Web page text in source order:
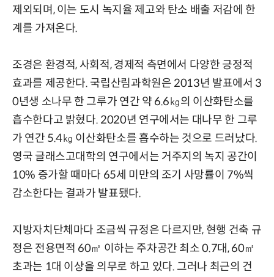
제외되며, 이는 도시 녹지율 제고와 탄소 배출 저감에 한
계를 가져온다.
조경은 환경적, 사회적, 경제적 측면에서 다양한 긍정적
효과를 제공한다. 국립산림과학원은 2013년 발표에서 3
0년생 소나무 한 그루가 연간 약 6.6㎏의 이산화탄소를
흡수한다고 밝혔다. 2020년 연구에서는 대나무 한 그루
가 연간 5.4㎏ 이산화탄소를 흡수하는 것으로 드러났다.
영국 글래스고대학의 연구에서는 거주지의 녹지 공간이
10% 증가할 때마다 65세 미만의 조기 사망률이 7%씩
감소한다는 결과가 발표됐다.
지방자치단체마다 조금씩 규정은 다르지만, 현행 건축 규
정은 전용면적 60㎡ 이하는 주차공간 최소 0.7대, 60㎡
초과는 1대 이상을 의무로 하고 있다. 그러나 최근의 건